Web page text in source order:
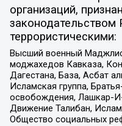
организаций,
террористическими:
Высший военный
моджахедов Кавказа,
Дагестана, База, Асбат
Исламская группа,
освобождения, Лашкар-
Движение Талибан,
Общество социальных